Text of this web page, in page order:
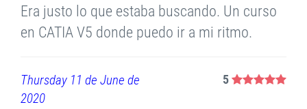
Era justo lo que estaba buscando. Un curso
en CATIA V5 donde puedo ir a mi ritmo.
Thursday 11 de June de
2020
5